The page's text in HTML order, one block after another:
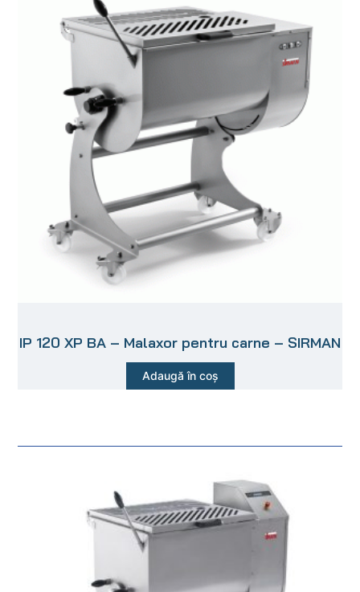
IP 120 XP BA – Malaxor pentru carne – SIRMAN
Adaugă în coș